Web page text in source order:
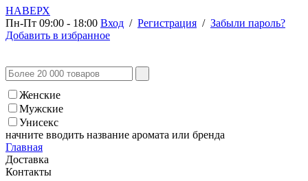
НАВЕРХ
Пн-Пт 09:00 - 18:00 Вход / Регистрация / Забыли пароль?
Добавить в избранное
Женские
Мужские
Унисекс
начните вводить название аромата или бренда
Главная
Доставка
Контакты